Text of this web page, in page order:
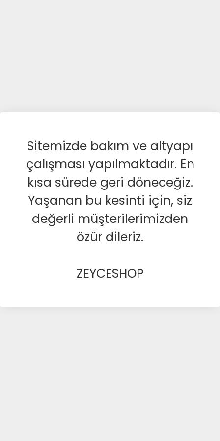
Sitemizde bakım ve altyapı
çalışması yapılmaktadır. En
kısa sürede geri döneceğiz.
Yaşanan bu kesinti için, siz
değerli müşterilerimizden
özür dileriz.
ZEYCESHOP